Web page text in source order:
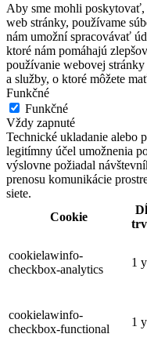
Aby sme mohli poskytovať,
web stránky, používame
nám umožní spracovávať
ktoré nám pomáhajú
používanie webovej
a služby, o ktoré môžete
Funkčné
Funkčné
Vždy zapnuté
Technické ukladanie alebo
legitímny účel umožnenia
výslovne požiadal
prenosu komunikácie
siete.
Cookie
cookielawinfo-
checkbox-analytics
1
cookielawinfo-
checkbox-functional
1